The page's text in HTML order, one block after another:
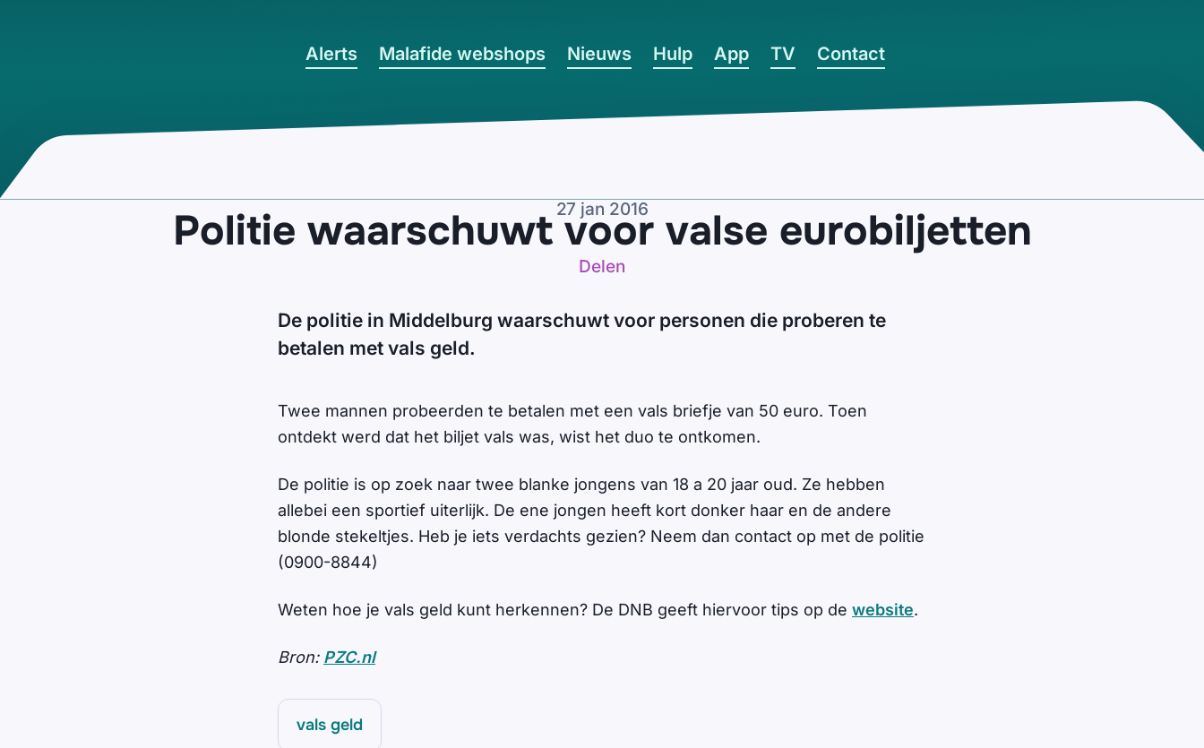
Alerts Malafide webshops Nieuws Hulp App TV Contact
27 jan 2016
Politie waarschuwt voor valse eurobiljetten
Delen
De politie in Middelburg waarschuwt voor personen die proberen te
betalen met vals geld.
Twee mannen probeerden te betalen met een vals briefje van 50 euro. Toen
ontdekt werd dat het biljet vals was, wist het duo te ontkomen.
De politie is op zoek naar twee blanke jongens van 18 a 20 jaar oud. Ze hebben
allebei een sportief uiterlijk. De ene jongen heeft kort donker haar en de andere
blonde stekeltjes. Heb je iets verdachts gezien? Neem dan contact op met de politie
(0900-8844)
Weten hoe je vals geld kunt herkennen? De DNB geeft hiervoor tips op de website.
Bron: PZC.nl
vals geld